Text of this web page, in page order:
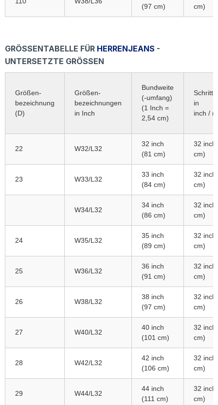
(97 cm) cm)
GRÖSSENTABELLE FÜR HERRENJEANS -
UNTERSETZTE GRÖSSEN
Größen-
bezeichnung
(D)
Größen-
bezeichnungen
in Inch
Bundweite
(-umfang)
(1 Inch =
2,54 cm)
in
inch /
22 W32/L32
32 inch
(81 cm)
32 inch
cm)
23 W33/L32
33 inch
(84 cm)
32 inch
cm)
W34/L32
34 inch
(86 cm)
32 inch
cm)
24 W35/L32
35 inch
(89 cm)
32 inch
cm)
25 W36/L32
36 inch
(91 cm)
32 inch
cm)
26 W38/L32
38 inch
(97 cm)
32 inch
cm)
27 W40/L32
40 inch
(101 cm)
32 inch
cm)
28 W42/L32
42 inch
(106 cm)
32 inch
cm)
29 W44/L32
44 inch
(111 cm)
32 inch
cm)